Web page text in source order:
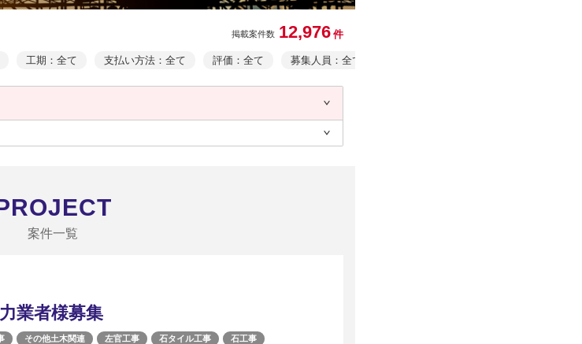
掲載案件数 12,976 件
工期：全て 支払い方法：全て 評価：全て 募集人員：全て
案件一覧
業者様募集
その他土木関連 左官工事 石タイル工事
石工事